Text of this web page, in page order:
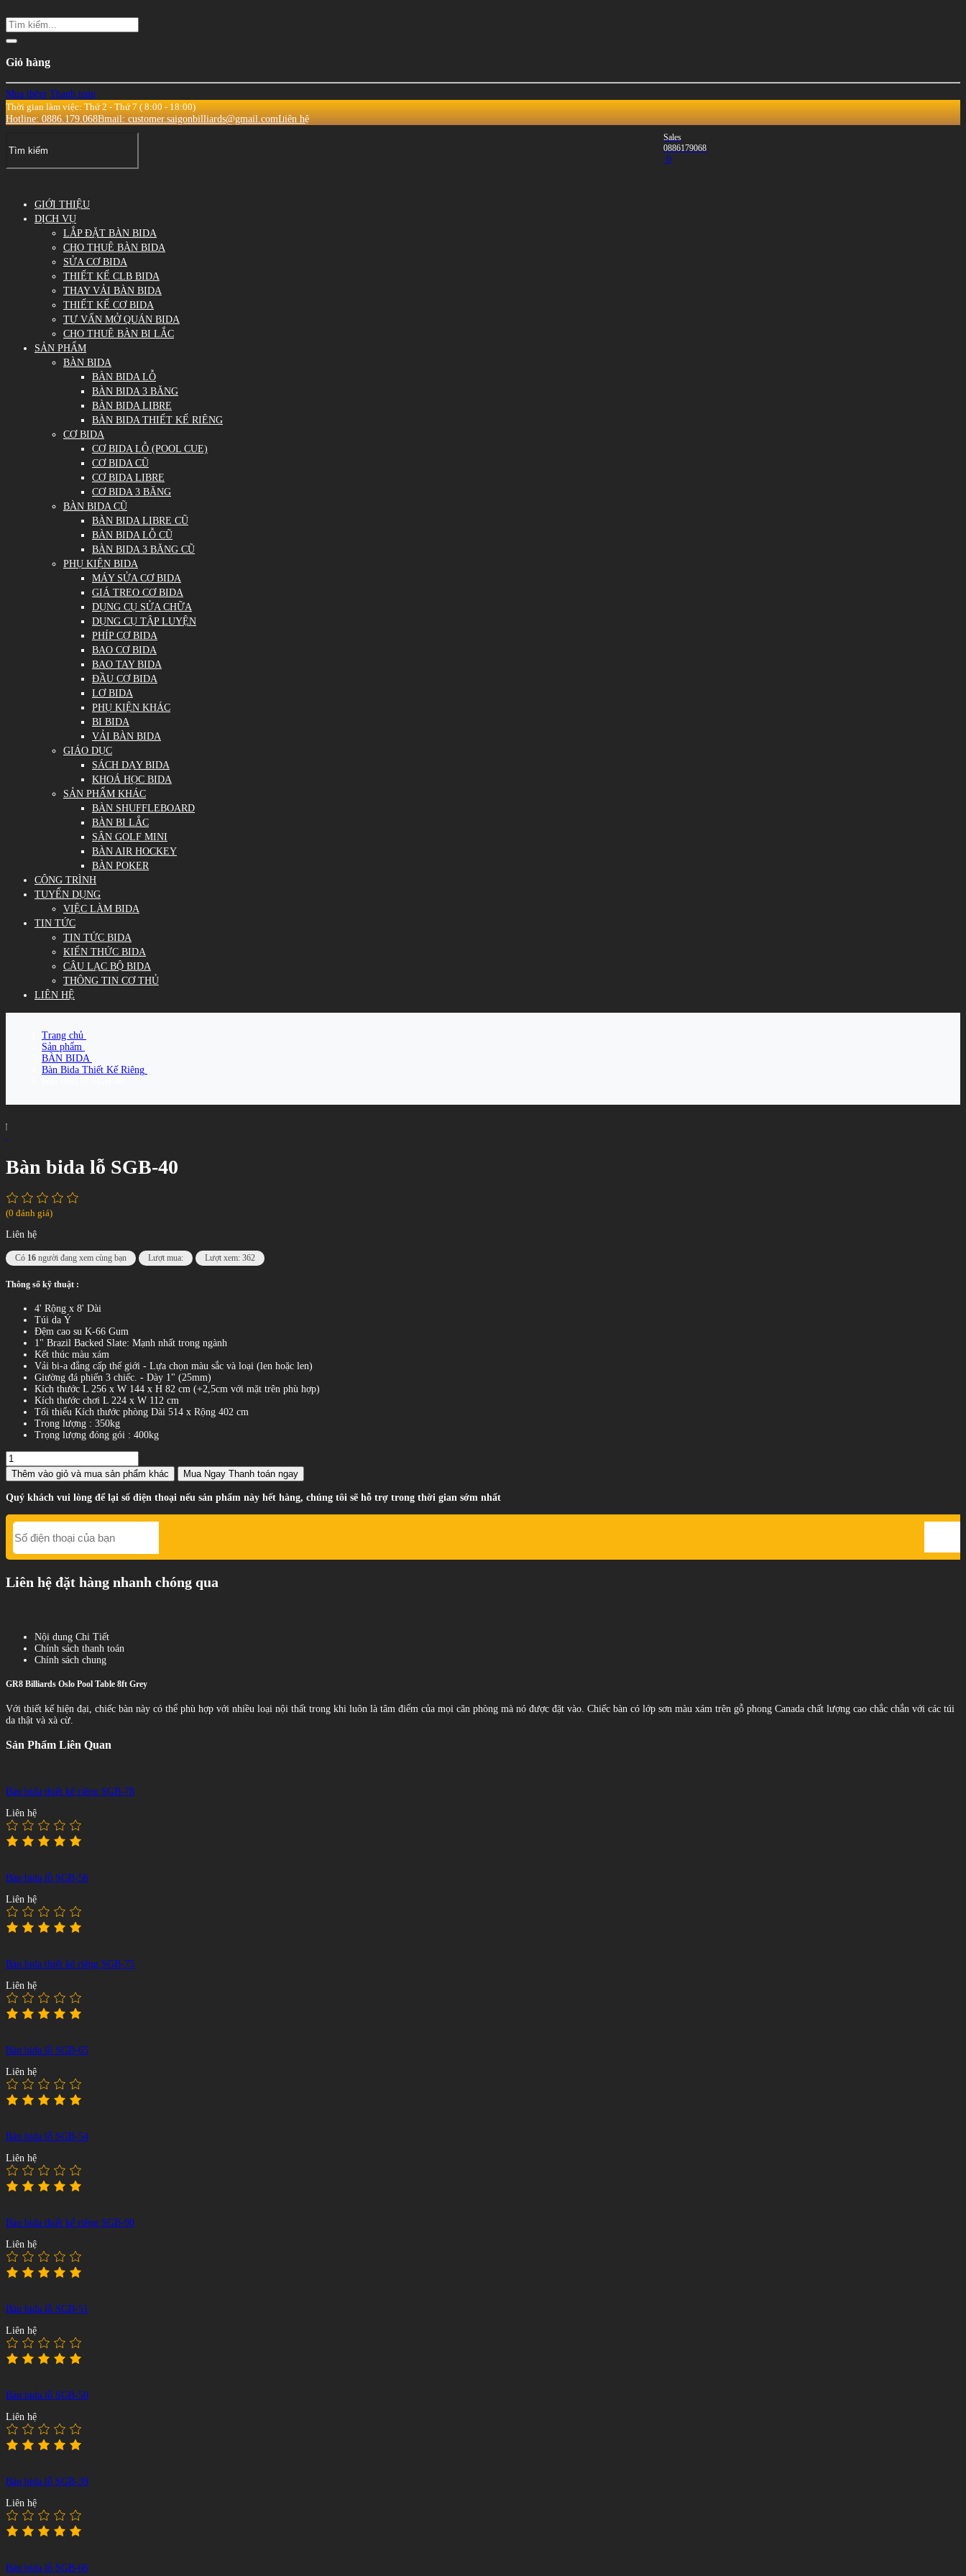
Giỏ hàng
Mua thêm Thanh toán
Thời gian làm việc: Thứ 2 - Thứ 7 ( 8:00 - 18:00)
Hotline: 0886.179.068Email: customer.saigonbilliards@gmail.comLiên hệ
Sales
0886179068
0
GIỚI THIỆU
DỊCH VỤ
LẮP ĐẶT BÀN BIDA
CHO THUÊ BÀN BIDA
SỬA CƠ BIDA
THIẾT KẾ CLB BIDA
THAY VẢI BÀN BIDA
THIẾT KẾ CƠ BIDA
TƯ VẤN MỞ QUÁN BIDA
CHO THUÊ BÀN BI LẮC
SẢN PHẨM
BÀN BIDA
BÀN BIDA LỖ
BÀN BIDA 3 BĂNG
BÀN BIDA LIBRE
BÀN BIDA THIẾT KẾ RIÊNG
CƠ BIDA
CƠ BIDA LỖ (POOL CUE)
CƠ BIDA CŨ
CƠ BIDA LIBRE
CƠ BIDA 3 BĂNG
BÀN BIDA CŨ
BÀN BIDA LIBRE CŨ
BÀN BIDA LỖ CŨ
BÀN BIDA 3 BĂNG CŨ
PHỤ KIỆN BIDA
MÁY SỬA CƠ BIDA
GIÁ TREO CƠ BIDA
DỤNG CỤ SỬA CHỮA
DỤNG CỤ TẬP LUYỆN
PHÍP CƠ BIDA
BAO CƠ BIDA
BAO TAY BIDA
ĐẦU CƠ BIDA
LƠ BIDA
PHỤ KIỆN KHÁC
BI BIDA
VẢI BÀN BIDA
GIÁO DỤC
SÁCH DẠY BIDA
KHOÁ HỌC BIDA
SẢN PHẨM KHÁC
BÀN SHUFFLEBOARD
BÀN BI LẮC
SÂN GOLF MINI
BÀN AIR HOCKEY
BÀN POKER
CÔNG TRÌNH
TUYỂN DỤNG
VIỆC LÀM BIDA
TIN TỨC
TIN TỨC BIDA
KIẾN THỨC BIDA
CÂU LẠC BỘ BIDA
THÔNG TIN CƠ THỦ
LIÊN HỆ
Trang chủ
Sản phẩm
BÀN BIDA
Bàn Bida Thiết Kế Riêng
Bàn bida lỗ SGB-40
(0 đánh giá)
Liên hệ
Có 16 người đang xem cùng bạn Lượt mua: Lượt xem: 362
Thông số kỹ thuật :
4' Rộng x 8' Dài
Túi da Ý
Đệm cao su K-66 Gum
1" Brazil Backed Slate: Mạnh nhất trong ngành
Kết thúc màu xám
Vải bi-a đẳng cấp thế giới - Lựa chọn màu sắc và loại (len hoặc len)
Giường đá phiến 3 chiếc. - Dày 1" (25mm)
Kích thước L 256 x W 144 x H 82 cm (+2,5cm với mặt trên phù hợp)
Kích thước chơi L 224 x W 112 cm
Tối thiểu Kích thước phòng Dài 514 x Rộng 402 cm
Trọng lượng : 350kg
Trọng lượng đóng gói : 400kg
Thêm vào giỏ và mua sản phẩm khác Mua Ngay Thanh toán ngay
Quý khách vui lòng để lại số điện thoại nếu sản phẩm này hết hàng, chúng tôi sẽ hỗ trợ trong thời gian sớm nhất
Liên hệ đặt hàng nhanh chóng qua
Nội dung Chi Tiết
Chính sách thanh toán
Chính sách chung
GR8 Billiards Oslo Pool Table 8ft Grey
Với thiết kế hiện đại, chiếc bàn này có thể phù hợp với nhiều loại nội thất trong khi luôn là tâm điểm của mọi căn phòng mà nó được đặt vào. Chiếc bàn có lớp sơn màu xám trên gỗ phong Canada chất lượng cao chắc chắn với các túi
da thật và xà cừ.
Sản Phẩm Liên Quan
Bàn bida thiết kế riêng SGB-78
Liên hệ
Bàn bida lỗ SGB-56
Liên hệ
Bàn bida thiết kế riêng SGB-75
Liên hệ
Bàn bida lỗ SGB-65
Liên hệ
Bàn bida lỗ SGB-54
Liên hệ
Bàn bida thiết kế riêng SGB-90
Liên hệ
Bàn bida lỗ SGB-51
Liên hệ
Bàn bida lỗ SGB-50
Liên hệ
Bàn bida lỗ SGB-39
Liên hệ
Bàn bida lỗ SGB-66